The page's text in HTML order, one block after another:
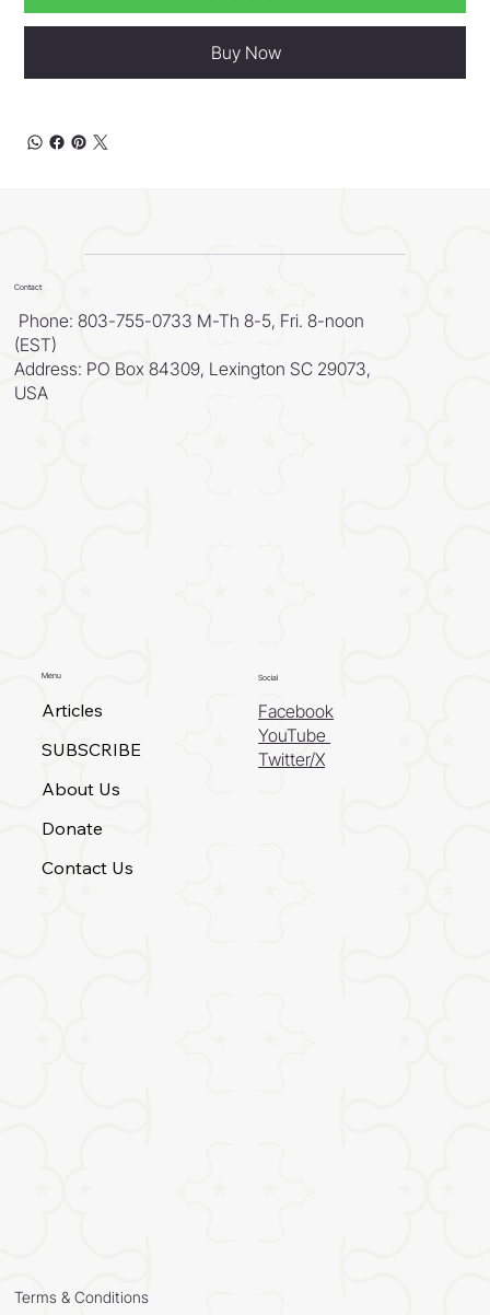
Buy Now
Contact
Phone: 803-755-0733 M-Th 8-5, Fri. 8-noon
(EST)
Address: PO Box 84309, Lexington SC 29073,
USA
Menu
Articles
SUBSCRIBE
About Us
Donate
Contact Us
Social
Facebook
YouTube
Twitter/X
Terms & Conditions